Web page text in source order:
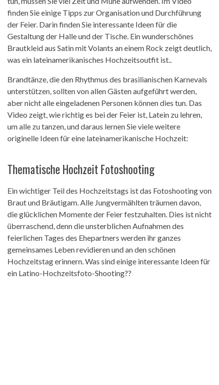
finden Sie einige Tipps zur Organisation und Durchführung
der Feier. Darin finden Sie interessante Ideen für die
Gestaltung der Halle und der Tische. Ein wunderschönes
Brautkleid aus Satin mit Volants an einem Rock zeigt deutlich,
was ein lateinamerikanisches Hochzeitsoutfit ist..
Brandtänze, die den Rhythmus des brasilianischen Karnevals
unterstützen, sollten von allen Gästen aufgeführt werden,
aber nicht alle eingeladenen Personen können dies tun. Das
Video zeigt, wie richtig es bei der Feier ist, Latein zu lehren,
um alle zu tanzen, und daraus lernen Sie viele weitere
originelle Ideen für eine lateinamerikanische Hochzeit:
Thematische Hochzeit Fotoshooting
Ein wichtiger Teil des Hochzeitstags ist das Fotoshooting von
Braut und Bräutigam. Alle Jungvermählten träumen davon,
die glücklichen Momente der Feier festzuhalten. Dies ist nicht
überraschend, denn die unsterblichen Aufnahmen des
feierlichen Tages des Ehepartners werden ihr ganzes
gemeinsames Leben revidieren und an den schönen
Hochzeitstag erinnern. Was sind einige interessante Ideen für
ein Latino-Hochzeitsfoto-Shooting??